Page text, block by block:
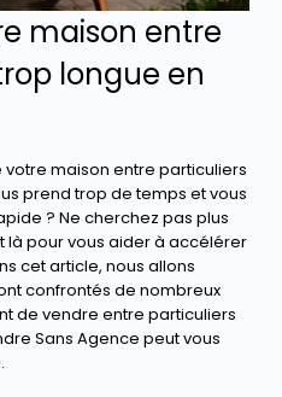
maison entre
longue en
maison entre particuliers
prend trop de temps et vous
? Ne cherchez pas plus
là pour vous aider à accélérer
cet article, nous allons
confrontés de nombreux
de vendre entre particuliers
Sans Agence peut vous